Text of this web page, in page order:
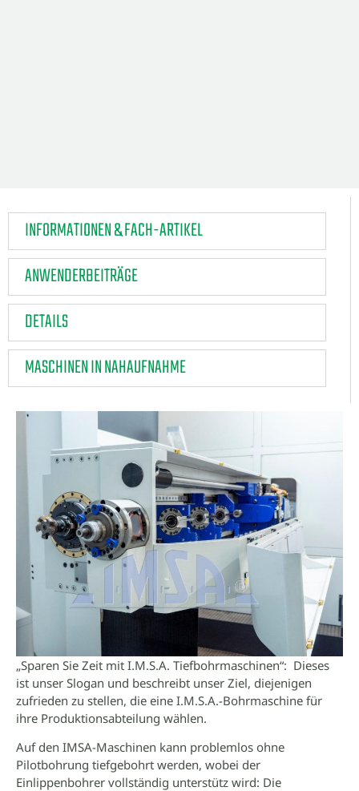
INFORMATIONEN & FACH-ARTIKEL
ANWENDERBEITRÄGE
DETAILS
MASCHINEN IN NAHAUFNAHME
„Sparen Sie Zeit mit I.M.S.A. Tiefbohrmaschinen“: Dieses
ist unser Slogan und beschreibt unser Ziel, diejenigen
zufrieden zu stellen, die eine I.M.S.A.-Bohrmaschine für
ihre Produktionsabteilung wählen.
Auf den IMSA-Maschinen kann problemlos ohne
Pilotbohrung tiefgebohrt werden, wobei der
Einlippenbohrer vollständig unterstütz wird: Die